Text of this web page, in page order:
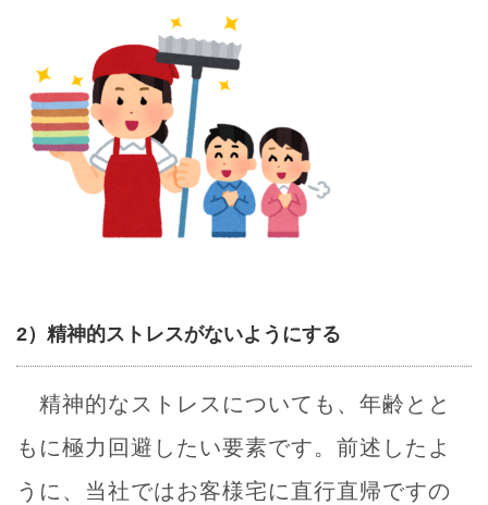
2）精神的ストレスがないようにする
精神的なストレスについても、年齢とと
もに極力回避したい要素です。前述したよ
うに、当社ではお客様宅に直行直帰ですの